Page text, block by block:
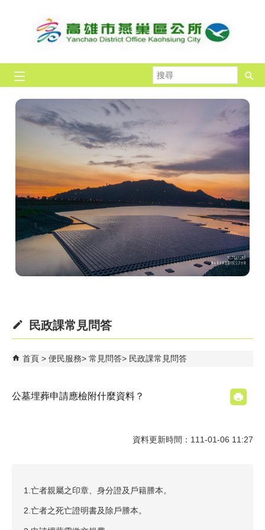
尋
民政課常見問答
首頁 便民服務 常見問答 民政課常見問答
公墓埋葬申請應檢附什麼資料？
資料更新時間：111-01-06 11:27
1.亡者親屬之印章、身分證及戶籍謄本。
2.亡者之死亡證明書及除戶謄本。